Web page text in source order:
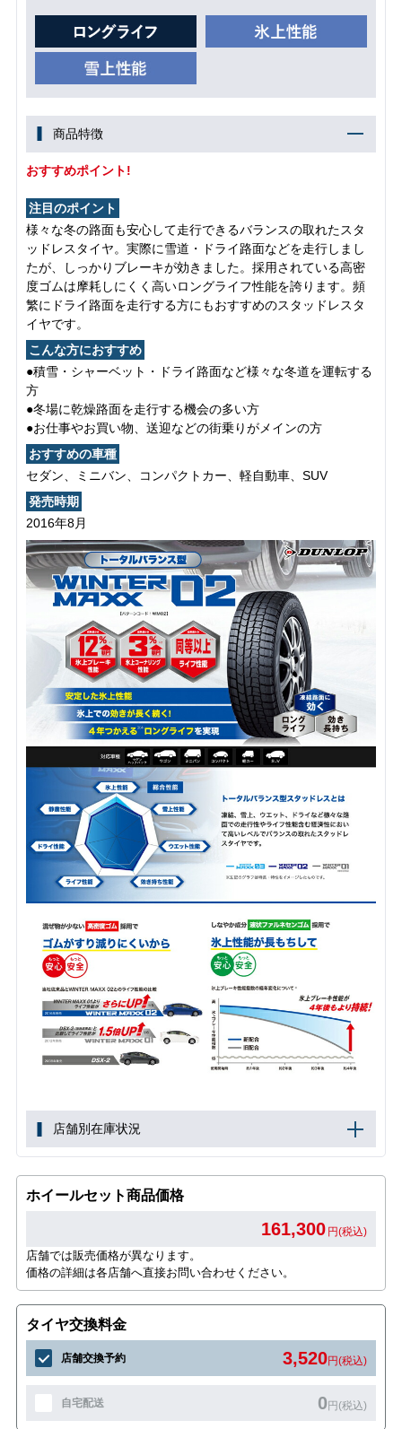
商品特徴
おすすめポイント!
注目のポイント
様々な冬の路面も安心して走行できるバランスの取れたスタ
ッドレスタイヤ。実際に雪道・ドライ路面などを走行しまし
たが、しっかりブレーキが効きました。採用されている高密
度ゴムは摩耗しにくく高いロングライフ性能を誇ります。頻
繁にドライ路面を走行する方にもおすすめのスタッドレスタ
イヤです。
こんな方におすすめ
●積雪・シャーベット・ドライ路面など様々な冬道を運転する
方
●冬場に乾燥路面を走行する機会の多い方
●お仕事やお買い物、送迎などの街乗りがメインの方
おすすめの車種
セダン、ミニバン、コンパクトカー、軽自動車、SUV
発売時期
2016年8月
店舗別在庫状況
ホイールセット商品価格
161,300 円(税込)
店舗では販売価格が異なります。
価格の詳細は各店舗へ直接お問い合わせください。
タイヤ交換料金
店舗交換予約 3,520円(税込)
自宅配送 0円(税込)